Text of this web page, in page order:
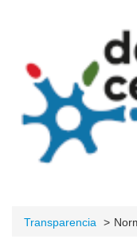
Transparencia